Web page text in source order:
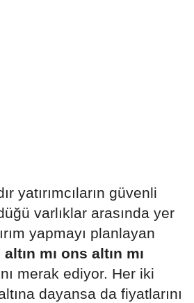
yatırımcıların güvenli
varlıklar arasında yer
yapmayı planlayan
mı ons altın mı
merak ediyor. Her iki
dayansa da fiyatlarını